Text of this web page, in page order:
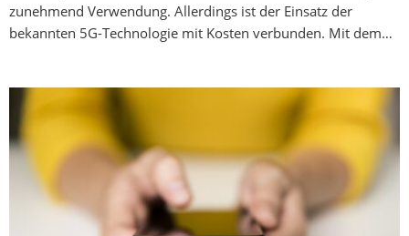
zunehmend Verwendung. Allerdings ist der Einsatz der
bekannten 5G-Technologie mit Kosten verbunden. Mit dem…